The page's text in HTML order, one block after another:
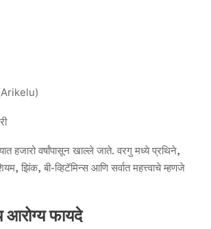
हजारो वर्षांपासून खाल्ले जाते. वरगु मध्ये प्रथिने,
झिंक, बी-व्हिटॅमिन्स आणि सर्वात महत्त्वाचे म्हणजे
फायदे